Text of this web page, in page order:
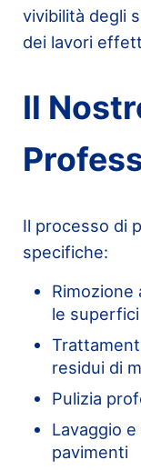
vivibilità degli
dei lavori
Il
Il processo di
specifiche:
le superfici
residui di
Pulizia
Lavaggio
pavimenti